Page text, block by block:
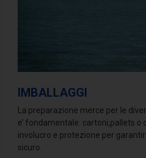
IMBALLAGGI
La preparazione merce per le
e’ fondamentale: cartoni,pallets o
involucro e protezione per
sicuro.